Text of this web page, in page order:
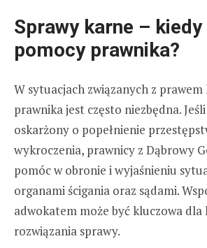
Sprawy karne –
pomocy prawnika?
W sytuacjach związanych z
prawnika jest często niezbędna.
oskarżony o popełnienie
wykroczenia, prawnicy z Dąbrowy
pomóc w obronie i wyjaśnieniu
organami ścigania oraz sądami.
adwokatem może być kluczowa dla
rozwiązania sprawy.